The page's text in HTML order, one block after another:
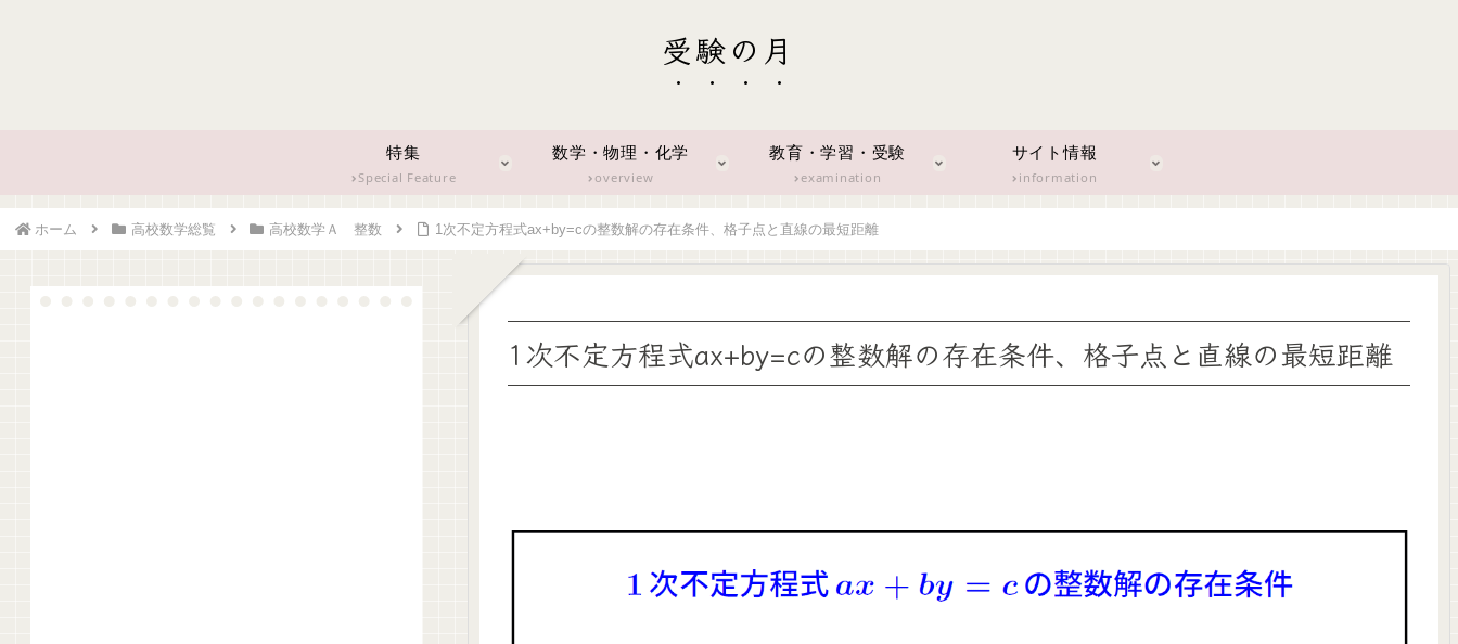
受験の月
特集
Special Feature
数学・物理・化学
overview
教育・学習・受験
examination
サイト情報
information
ホーム 高校数学総覧 高校数学Ａ 整数 1次不定方程式ax+by=cの整数解の存在条件、格子点と直線の最短距離
1次不定方程式ax+by=cの整数解の存在条件、格子点と直線の最短距離